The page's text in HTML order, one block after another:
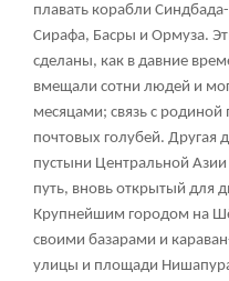
плавать корабли
Сирафа, Басры и Ормуза.
сделаны, как в давние
вмещали сотни людей и
месяцами; связь с
почтовых голубей. Другая
пустыни Центральной
путь, вновь открытый для
Крупнейшим городом на
своими базарами и
улицы и площади